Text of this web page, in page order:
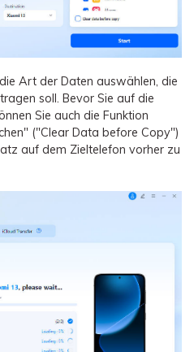
Art der Daten auswählen, die
soll. Bevor Sie auf die
Sie auch die Funktion
("Clear Data before Copy")
auf dem Zieltelefon vorher zu